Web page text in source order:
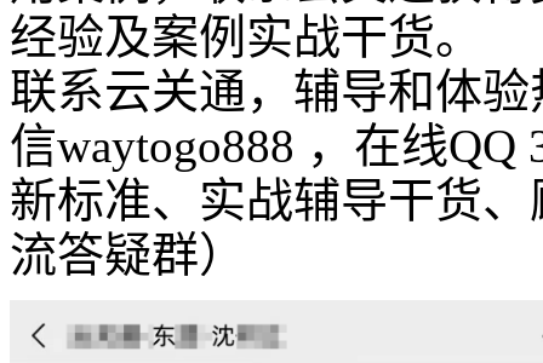
经验及案例实战干货。
联系云关通，辅导和体验
信waytogo888 ，在线QQ
新标准、实战辅导干货
流答疑群）